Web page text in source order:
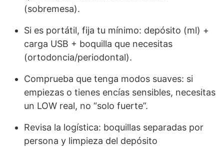
(sobremesa).
Si es portátil, fija tu mínimo: depósito (ml) +
carga USB + boquilla que necesitas
(ortodoncia/periodontal).
Comprueba que tenga modos suaves: si
empiezas o tienes encías sensibles, necesitas
un LOW real, no “solo fuerte”.
Revisa la logística: boquillas separadas por
persona y limpieza del depósito